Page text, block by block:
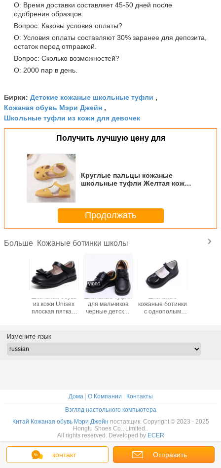
О: Время доставки составляет 45-50 дней после
одобрения образцов.
Вопрос: Каковы условия оплаты?
О: Условия оплаты составляют 30% заранее для депозита,
остаток перед отправкой.
Вопрос: Сколько возможностей?
О: 2000 пар в день.
Бирки: Детские кожаные школьные туфли ,
Кожаная обувь Мэри Джейн ,
Школьные туфли из кожи для девочек
Получить лучшую цену для
Круглые пальцы кожаные
школьные туфли Желтая кожа
Продолжать
Больше Кожаные ботинки школы
Школьная обувь
из кожи Unisex
плоская пятка с
подошва
Школьные туфли
для мальчиков
черные детские
Школьные
кожаные ботинки
с однополым
контакт Отправить
Измените язык
Дома| О Компании | Контакты
Взгляд настольного компьютера
Китай Кожаная обувь Мэри Джейн поставщик. Copyright © 2023 - 2025
Hongtu Shoes Co., Limited..
All rights reserved. Developed by ECER